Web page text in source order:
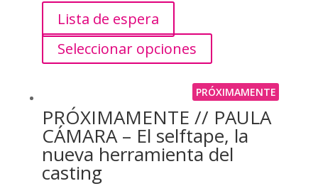
Lista de espera
Seleccionar opciones
PRÓXIMAMENTE
PRÓXIMAMENTE // PAULA
CÁMARA – El selftape, la
nueva herramienta del
casting